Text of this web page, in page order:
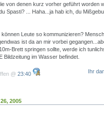
von denen kurz vorher geführt worden
Spasti? ... Haha...ja hab ich, du
Leute so kommunizieren?
ist da an mir vorbei
Brett springen sollte, werde ich
Bildzeitung im Wasser befindet.
@ 23:40 Ihr
2005